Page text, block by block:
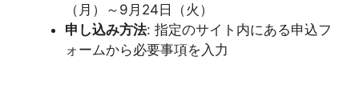
（月）～9月24日（火）
申し込み方法: 指定のサイト内にある申込フ
ォームから必要事項を入力